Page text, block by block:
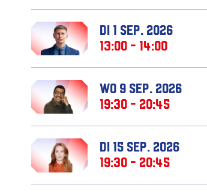
di 1 sep. 2026
13:00 - 14:00
wo 9 sep. 2026
19:30 - 20:45
di 15 sep. 2026
19:30 - 20:45